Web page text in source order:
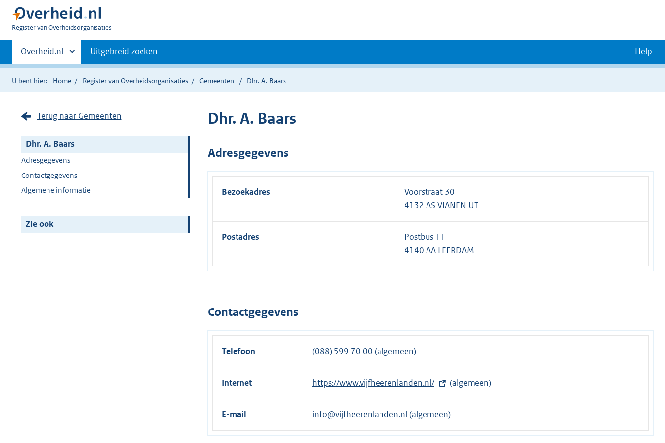
U
Register van Overheidsorganisaties
Primaire
navigatie
Andere
sites
binnen
Overheid.nl Uitgebreid zoeken Help
U bent hier: Home Register van Overheidsorganisaties Gemeenten Dhr. A. Baars
Terug naar Gemeenten
Dhr. A. Baars
Adresgegevens
Contactgegevens
Algemene informatie
Zie ook
Dhr. A. Baars
Adresgegevens
Bezoekadres
Voorstraat 30
4132 AS VIANEN UT
Postadres
Postbus 11
4140 AA LEERDAM
Contactgegevens
Telefoon (088) 599 70 00 (algemeen)
Internet
E
x
t
r
https://www.vijfheerenlanden.nl/ (algemeen)
E-mail info@vijfheerenlanden.nl (algemeen)